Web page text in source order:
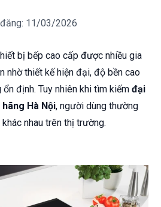
11/03/2026
bị bếp cao cấp được nhiều gia
nhờ thiết kế hiện đại, độ bền cao
định. Tuy nhiên khi tìm kiếm đại
Hà Nội, người dùng thường
nhau trên thị trường.